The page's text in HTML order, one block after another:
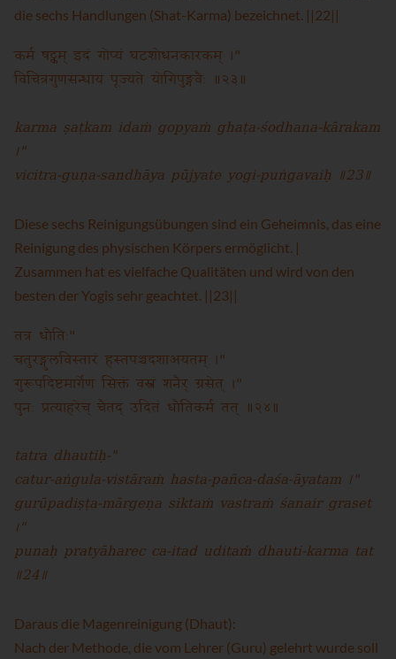
die sechs Handlungen (Shat-Karma) bezeichnet. ||22||
कर्म षट्कम् इदं गोप्यं घटशोधनकारकम् ।"
विचित्रगुणसन्धाय पूज्यते योगिपुङ्गवैः ॥२३॥
karma ṣaṭkam idaṁ gopyaṁ ghaṭa-śodhana-kārakam
।"
vicitra-guṇa-sandhāya pūjyate yogi-puṅgavaiḥ ॥23॥
Diese sechs Reinigungsübungen sind ein Geheimnis, das eine
Reinigung des physischen Körpers ermöglicht. |
Zusammen hat es vielfache Qualitäten und wird von den
besten der Yogis sehr geachtet. ||23||
तत्र धौतिः"
चतुरङ्गुलविस्तारं हस्तपञ्चदशाअयतम् ।"
गुरूपदिष्टमार्गेण सिक्तं वस्त्रं शनैर् ग्रसेत् ।"
पुनः प्रत्याहरेच् चैतद् उदितं धौतिकर्म तत् ॥२४॥
tatra dhautiḥ-"
catur-aṅgula-vistāraṁ hasta-pañca-daśa-āyatam ।"
gurūpadiṣṭa-mārgeṇa siktaṁ vastraṁ śanair graset
।"
punaḥ pratyāharec ca-itad uditaṁ dhauti-karma tat
॥24॥
Daraus die Magenreinigung (Dhaut):
Nach der Methode, die vom Lehrer (Guru) gelehrt wurde soll